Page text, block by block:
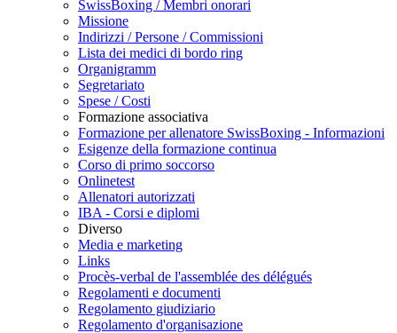
SwissBoxing / Membri onorari
Missione
Indirizzi / Persone / Commissioni
Lista dei medici di bordo ring
Organigramm
Segretariato
Spese / Costi
Formazione associativa
Formazione per allenatore SwissBoxing - Informazioni
Esigenze della formazione continua
Corso di primo soccorso
Onlinetest
Allenatori autorizzati
IBA - Corsi e diplomi
Diverso
Media e marketing
Links
Procès-verbal de l'assemblée des délégués
Regolamenti e documenti
Regolamento giudiziario
Regolamento d'organisazione